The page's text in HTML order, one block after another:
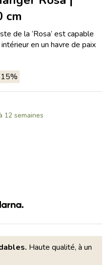
cm
de la ‘Rosa’ est capable
en un havre de paix
12 semaines
Haute qualité, à un